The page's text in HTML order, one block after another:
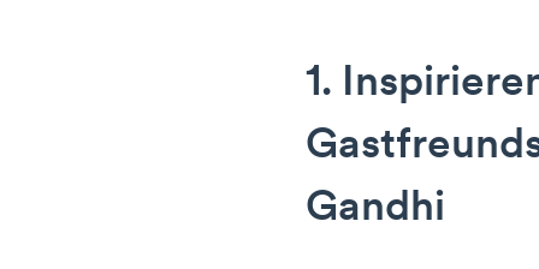
1.
Gandhi